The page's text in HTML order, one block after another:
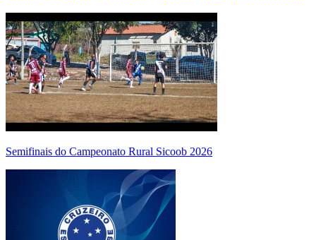
Semifinais do Campeonato Rural Sicoob 2026